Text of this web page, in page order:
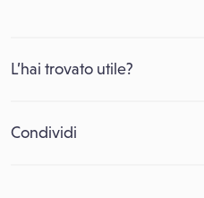
L’hai trovato utile?
Condividi